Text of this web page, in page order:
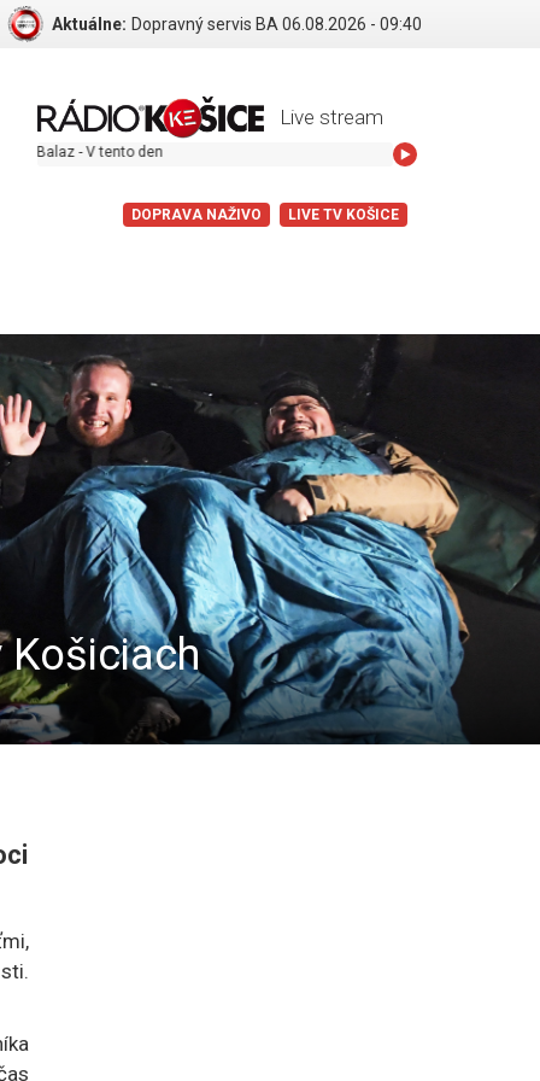
Aktuálne: Dopravný servis BA 06.08.2026 - 09:40
Live stream
- V tento den
DOPRAVA NAŽIVO LIVE TV KOŠICE
Košiciach